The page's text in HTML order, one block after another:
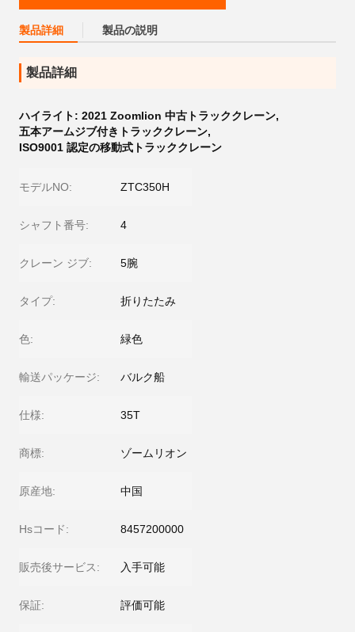
製品詳細 製品の説明
製品詳細
ハイライト: 2021 Zoomlion 中古トラッククレーン,
五本アームジブ付きトラッククレーン,
ISO9001 認定の移動式トラッククレーン
モデルNO: ZTC350H
シャフト番号: 4
クレーン ジブ: 5腕
タイプ: 折りたたみ
色: 緑色
輸送パッケージ: バルク船
仕様: 35T
商標: ゾームリオン
原産地: 中国
Hsコード: 8457200000
販売後サービス: 入手可能
保証: 評価可能